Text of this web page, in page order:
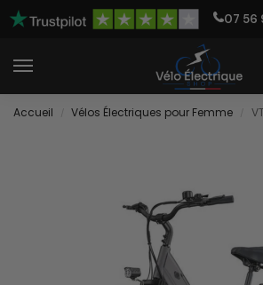
07 56
Accueil Vélos Électriques pour Femme